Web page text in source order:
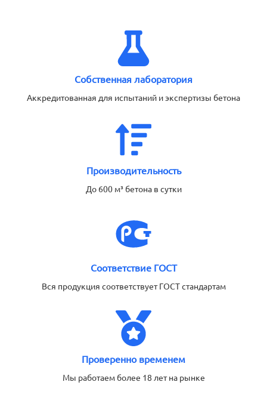
Собственная лаборатория
Аккредитованная для испытаний и экспертизы бетона
Производительность
До 600 м³ бетона в сутки
Соответствие ГОСТ
Вся продукция соответствует ГОСТ стандартам
Проверенно временем
Мы работаем более 18 лет на рынке